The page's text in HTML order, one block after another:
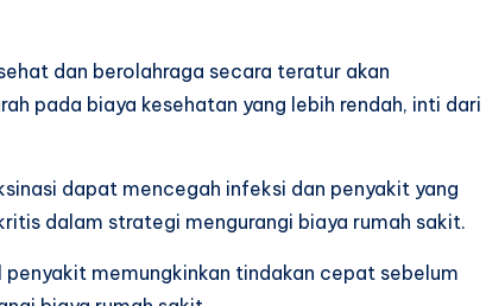
dan berolahraga secara teratur akan
pada biaya kesehatan yang lebih rendah, inti dari
dapat mencegah infeksi dan penyakit yang
dalam strategi mengurangi biaya rumah sakit.
memungkinkan tindakan cepat sebelum